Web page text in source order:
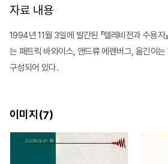
자료 내용
1994년 11월 3일에 발간된 『텔레비전과 수용자
는 패트릭 바와이스, 앤드류 에렌버그, 옮긴이
구성되어 있다.
이미지(7)